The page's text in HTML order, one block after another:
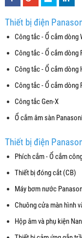
Thiết bị điện
Công tắc - Ổ cắm dòng
Công tắc - Ổ cắm dòng
Công tắc - Ổ cắm dòng
Công tắc - Ổ cắm dòng
Công tắc Gen-X
Ổ cắm âm sàn
Thiết bị điện
Phích cắm - Ổ cắm
Thiết bị đóng cắt (CB)
Máy bơm nước
Chuông cửa màn hình
Hộp âm và phụ kiện